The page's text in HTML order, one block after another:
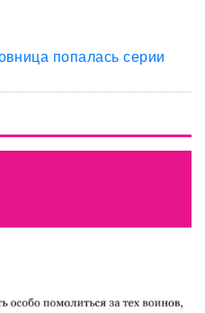
попалась серии